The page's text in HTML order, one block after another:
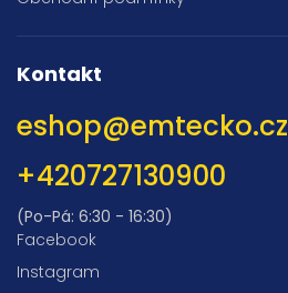
Kontakt
eshop@emtecko.cz
+420727130900
(Po-Pá: 6:30 - 16:30)
Facebook
Instagram